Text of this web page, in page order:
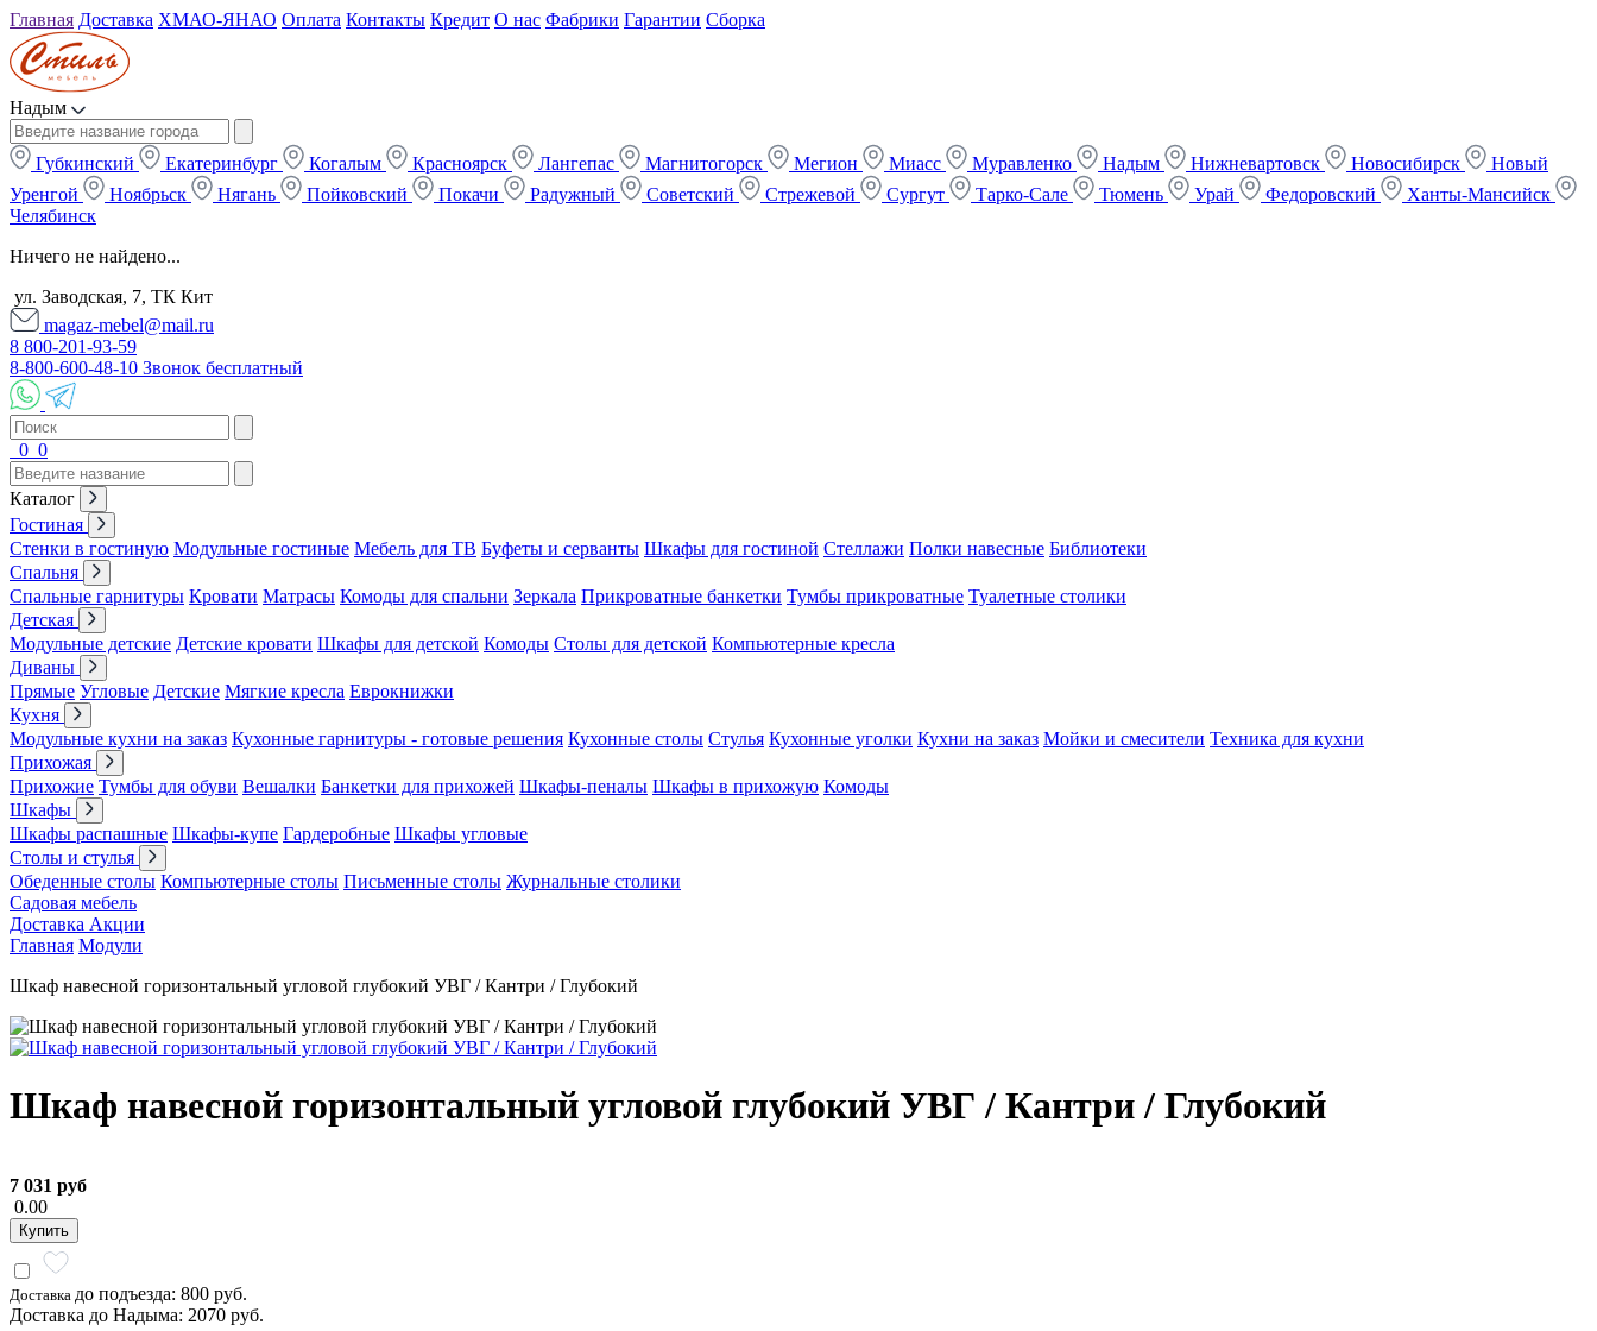
Главная Доставка ХМАО-ЯНАО Оплата Контакты Кредит О нас Фабрики Гарантии Сборка
Надым
Губкинский Екатеринбург Когалым Красноярск Лангепас Магнитогорск Мегион Миасс Муравленко Надым Нижневартовск Новосибирск
Новый
Уренгой
Ноябрьск Нягань Пойковский Покачи Радужный Советский Стрежевой Сургут Тарко-Сале Тюмень Урай Федоровский
Ханты-Мансийск
Челябинск
Ничего не найдено...
ул. Заводская, 7, ТК Кит
magaz-mebel@mail.ru
8 800-201-93-59
8-800-600-48-10 Звонок бесплатный
0 0
Каталог
Гостиная
Стенки в гостиную Модульные гостиные Мебель для ТВ Буфеты и серванты Шкафы для гостиной Стеллажи Полки навесные Библиотеки
Спальня
Спальные гарнитуры Кровати Матрасы Комоды для спальни Зеркала Прикроватные банкетки Тумбы прикроватные Туалетные столики
Детская
Модульные детские Детские кровати Шкафы для детской Комоды Столы для детской Компьютерные кресла
Диваны
Прямые Угловые Детские Мягкие кресла Еврокнижки
Кухня
Модульные кухни на заказ Кухонные гарнитуры - готовые решения Кухонные столы Стулья Кухонные уголки Кухни на заказ Мойки и смесители Техника для кухни
Прихожая
Прихожие Тумбы для обуви Вешалки Банкетки для прихожей Шкафы-пеналы Шкафы в прихожую Комоды
Шкафы
Шкафы распашные Шкафы-купе Гардеробные Шкафы угловые
Столы и стулья
Обеденные столы Компьютерные столы Письменные столы Журнальные столики
Садовая мебель
Доставка Акции
Главная Модули
Шкаф навесной горизонтальный угловой глубокий УВГ / Кантри / Глубокий
Шкаф навесной горизонтальный угловой глубокий УВГ / Кантри / Глубокий
7 031 руб
0.00
Купить
Доставка до подъезда: 800 руб.
Доставка до Надыма: 2070 руб.